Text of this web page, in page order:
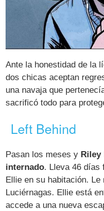
Ante la honestidad de la
dos chicas aceptan
una navaja que
sacrificó todo para
Left Behind
Pasan los meses y Riley
internado. Lleva 46 días
Ellie en su habitación.
Luciérnagas. Ellie está
accede a una nueva